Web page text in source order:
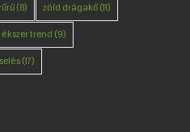
(8) zöld drágakő(11)
ékszer trend (9)
(17)